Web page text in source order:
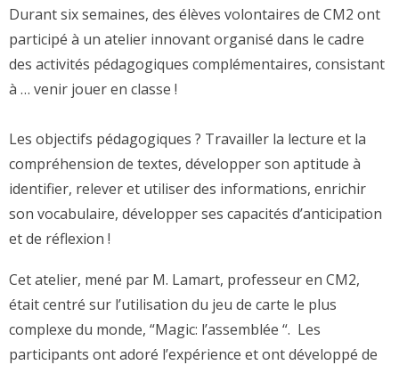
Durant six semaines, des élèves volontaires de CM2 ont
participé à un atelier innovant organisé dans le cadre
des activités pédagogiques complémentaires, consistant
à … venir jouer en classe !
Les objectifs pédagogiques ? Travailler la lecture et la
compréhension de textes, développer son aptitude à
identifier, relever et utiliser des informations, enrichir
son vocabulaire, développer ses capacités d’anticipation
et de réflexion !
Cet atelier, mené par M. Lamart, professeur en CM2,
était centré sur l’utilisation du jeu de carte le plus
complexe du monde, “Magic: l’assemblée “. Les
participants ont adoré l’expérience et ont développé de